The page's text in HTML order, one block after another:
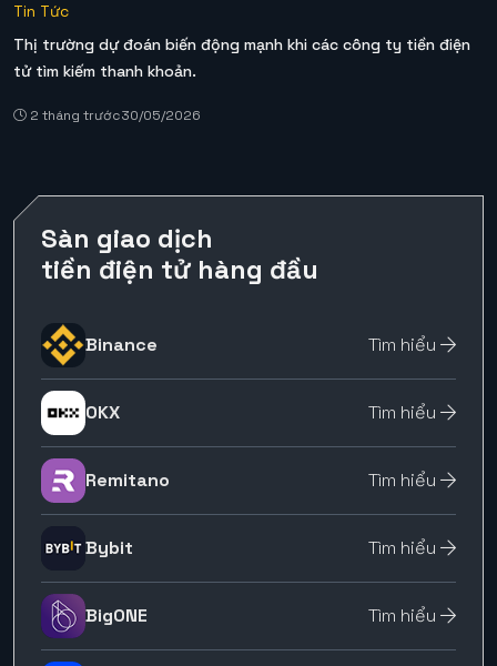
Tin Tức
Thị trường dự đoán biến động mạnh khi các công ty tiền điện
tử tìm kiếm thanh khoản.
2 tháng trước30/05/2026
Sàn giao dịch
tiền điện tử hàng đầu
Binance Tìm hiểu
OKX Tìm hiểu
Remitano Tìm hiểu
Bybit Tìm hiểu
BigONE Tìm hiểu